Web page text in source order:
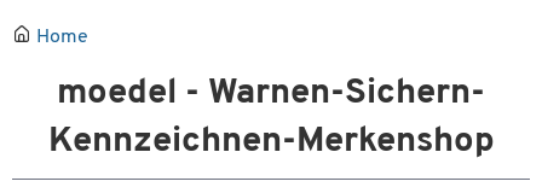
Home
moedel - Warnen-Sichern-
Kennzeichnen-Merkenshop